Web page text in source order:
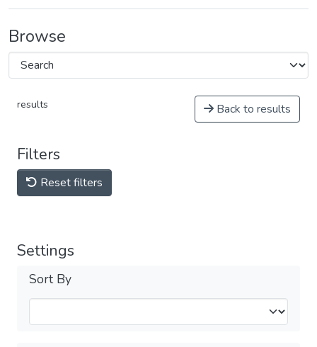
Browse
results Back to results
Filters
Reset filters
Settings
Sort By